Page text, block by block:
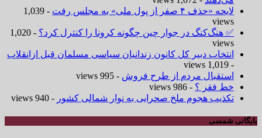
لایحه «حذف ۴ صفر از پول ملی» به مجلس رفت
- 1,039
views
✅ هنگ‌کنگ در جوار چین چگونه کرونا را کنترل کرد؟
- 1,020
views
انتخاب دبیر کل کانون زندانیان سیاسی مسلمان قبل ازانقلاب
- 1,019 views
استقبال مردم از طرح فروش - 995 views
خط فقر ؟ - 986 views
تکذیب هجوم ملخ صحرایی به نوار شمالی کشور - 940 views
بایگانی شمسی